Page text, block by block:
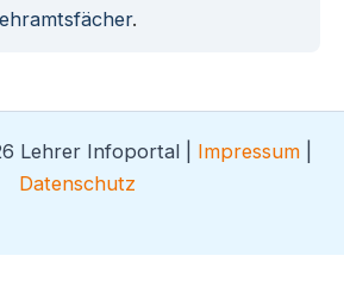
.
Lehrer Infoportal | Impressum|
Datenschutz